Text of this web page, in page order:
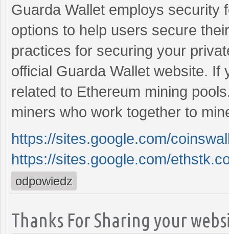
Guarda Wallet employs security
options to help users secure
practices for securing your
official Guarda Wallet website.
related to Ethereum mining
miners who work together to
https://sites.google.com/
https://sites.google.com/
odpowiedz
Thanks For Sharing your